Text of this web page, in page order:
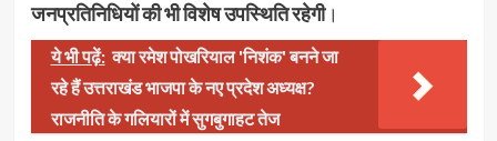
जनप्रतिनिधियों की भी विशेष उपस्थिति रहेगी।
ये भी पढ़ें: क्या रमेश पोखरियाल 'निशंक' बनने जा
रहे हैं उत्तराखंड भाजपा के नए प्रदेश अध्यक्ष?
राजनीति के गलियारों में सुगबुगाहट तेज